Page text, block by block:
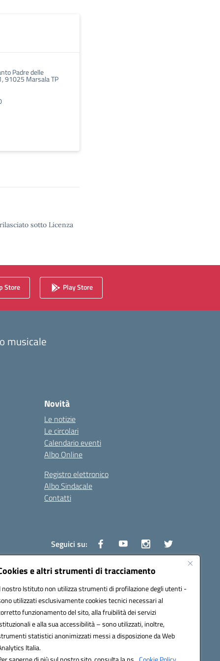
e altri strumenti di tracciamento
nostro Istituto non utilizza strumenti di profilazione degli utenti -
utilizzati esclusivamente cookies tecnici necessari al
funzionamento del sito, alla fruibilità dei servizi
e alla sua accessibilità – sono utilizzati, inoltre,
statistici anonimizzati messi a disposizione da Web
Italia.
Padre delle
91025 Marsala TP
sotto Licenza
Store Play Store
musicale
Novità
Le notizie
Le circolari
Calendario eventi
Albo Online
Registro elettronico
Albo Sindacale
Contatti
Seguici su: